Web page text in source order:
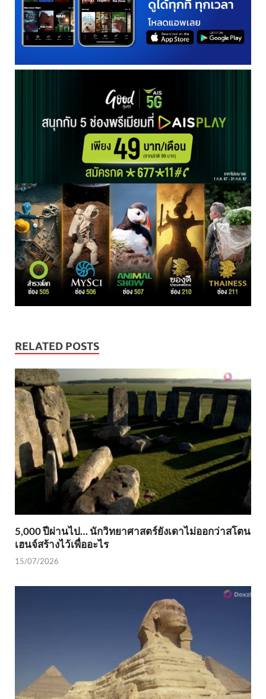
RELATED POSTS
5,000 ปีผ่านไป… นักวิทยาศาสตร์ยังเดาไม่ออกว่าสโตน
เฮนจ์สร้างไว้เพื่ออะไร
15/07/2026